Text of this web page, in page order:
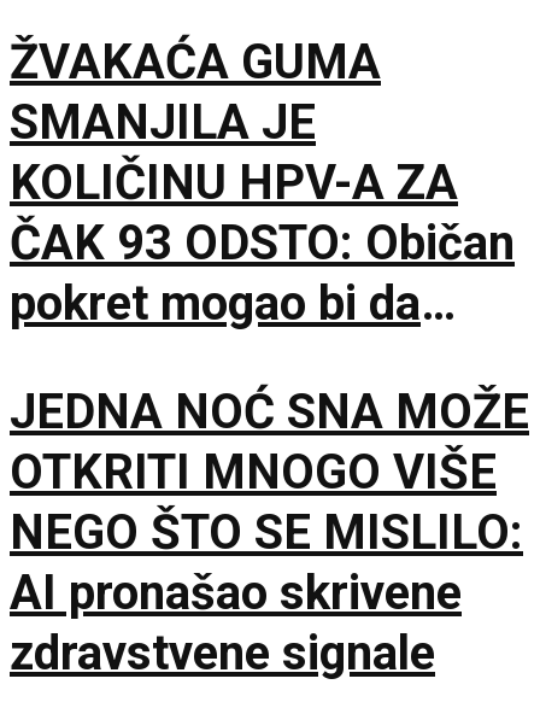
ŽVAKAĆA GUMA
SMANJILA JE
KOLIČINU HPV-A ZA
ČAK 93 ODSTO: Običan
pokret mogao bi da
ulogu
JEDNA NOĆ SNA MOŽE
OTKRITI MNOGO VIŠE
NEGO ŠTO SE MISLILO:
AI pronašao skrivene
zdravstvene signale